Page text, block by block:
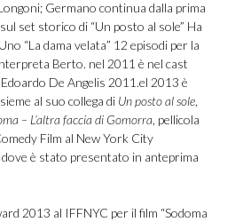
Germano continua dalla prima
set storico di “Un posto al sole” Ha
“La dama velata” 12 episodi per la
Berto. nel 2011 è nel cast
De Angelis 2011.el 2013 è
al suo collega di Un posto al sole,
– L’altra faccia di Gomorra, pellicola
Film al New York City
è stato presentato in anteprima
2013 al IFFNYC per il film “Sodoma